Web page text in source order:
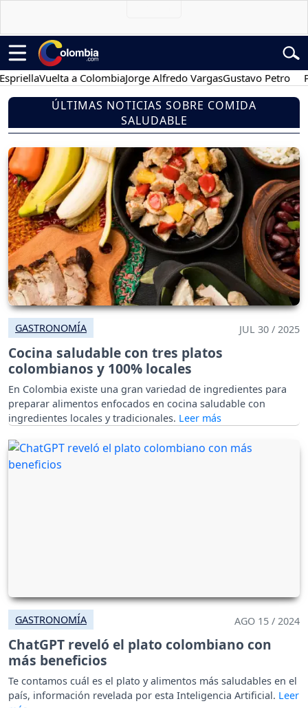
Vuelta a ColombiaJorge Alfredo VargasGustavo Petro
ÚLTIMAS NOTICIAS SOBRE COMIDA
SALUDABLE
GASTRONOMÍA JUL 30 / 2025
Cocina saludable con tres platos
colombianos y 100% locales
En Colombia existe una gran variedad de ingredientes para
preparar alimentos enfocados en cocina saludable con
ingredientes locales y tradicionales.
GASTRONOMÍA AGO 15 / 2024
ChatGPT reveló el plato colombiano con
más beneficios
Te contamos cuál es el plato y alimentos más saludables en el
país, información revelada por esta Inteligencia Artificial.